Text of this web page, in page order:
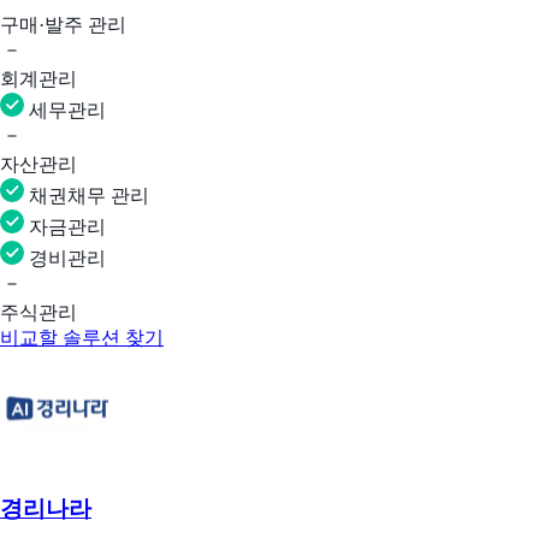
구매·발주 관리
회계관리
세무관리
자산관리
채권채무 관리
자금관리
경비관리
주식관리
비교할 솔루션 찾기
경리나라